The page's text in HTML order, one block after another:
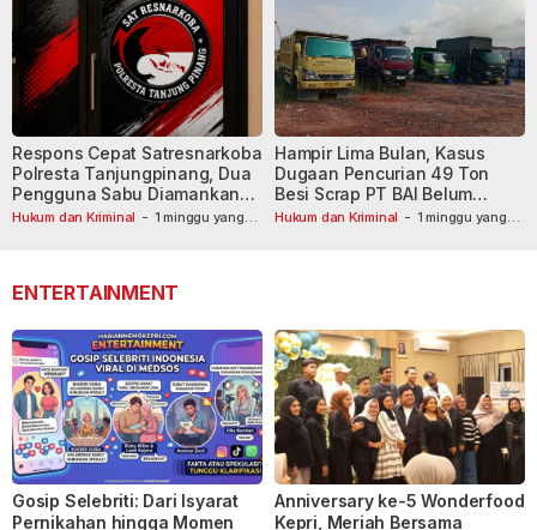
Hukum dan Kriminal - 1 minggu yang
Respons Cepat Satresnarkoba
Polresta Tanjungpinang, Dua
Pengguna Sabu Diamankan
Usai Dilaporkan ke Call Center
Hukum dan Kriminal - 1 minggu yang
Hampir Lima Bulan, Kasus
Dugaan Pencurian 49 Ton
Besi Scrap PT BAI Belum
Tetapkan Tersangka
ENTERTAINMENT
Gosip Selebriti: Dari Isyarat
Pernikahan hingga Momen
Anniversary ke-5 Wonderfood
Kepri, Meriah Bersama